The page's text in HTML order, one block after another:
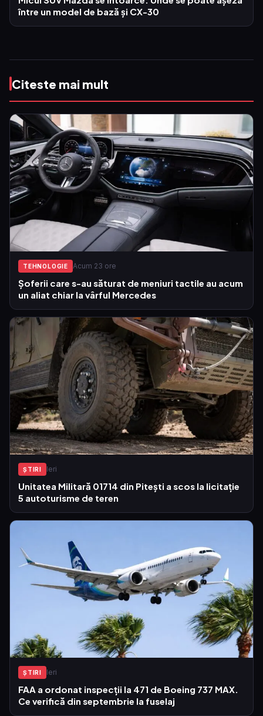
între un model de bază și CX-30
Citeste mai mult
TEHNOLOGIE Acum 23 ore
Șoferii care s-au săturat de meniuri tactile au acum
un aliat chiar la vârful Mercedes
ŞTIRI Ieri
Unitatea Militară 01714 din Pitești a scos la licitație
5 autoturisme de teren
ŞTIRI Ieri
FAA a ordonat inspecții la 471 de Boeing 737 MAX.
Ce verifică din septembrie la fuselaj